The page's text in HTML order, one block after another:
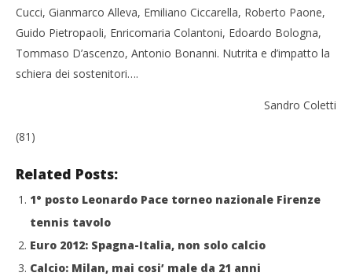
Cucci, Gianmarco Alleva, Emiliano Ciccarella, Roberto Paone,
Guido Pietropaoli, Enricomaria Colantoni, Edoardo Bologna,
Tommaso D’ascenzo, Antonio Bonanni. Nutrita e d’impatto la
schiera dei sostenitori….
Sandro Coletti
(81)
Related Posts:
1° posto Leonardo Pace torneo nazionale Firenze
tennis tavolo
Euro 2012: Spagna-Italia, non solo calcio
Calcio: Milan, mai cosi’ male da 21 anni